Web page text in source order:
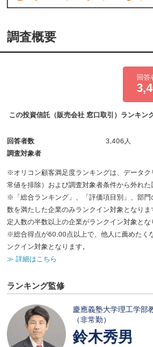
調査概要
回答
この投資信託（販売会社 窓口取引）ランキン
回答者数
3,406人
調査対象者
※オリコン顧客満足度ランキングは、データ
常値を排除）および調査対象者条件から外れた
※「総合ランキング」、「評価項目別」、部
数を満たした企業のみランクイン対象となり
定人数の半数以上の企業がランクイン対象とな
※総合得点が60.00点以上で、他人に薦めたく
ンクイン対象となります。
≫ 詳細はこちら
ランキング監修
慶應義塾大学理工学部
（非常勤）
鈴木秀男